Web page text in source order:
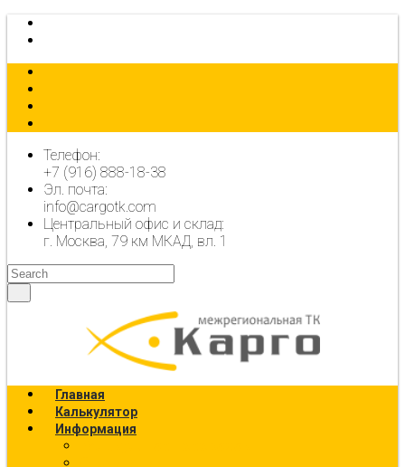
Телефон:
+7 (916) 888-18-38
Эл. почта:
info@cargotk.com
Центральный офис и склад:
г. Москва, 79 км МКАД, вл. 1
Главная
Калькулятор
Информация